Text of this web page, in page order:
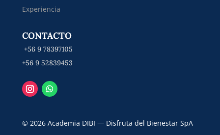
Experiencia
CONTACTO
+56 9 78397105
+56 9 52839453
© 2026 Academia DIBI — Disfruta del Bienestar SpA